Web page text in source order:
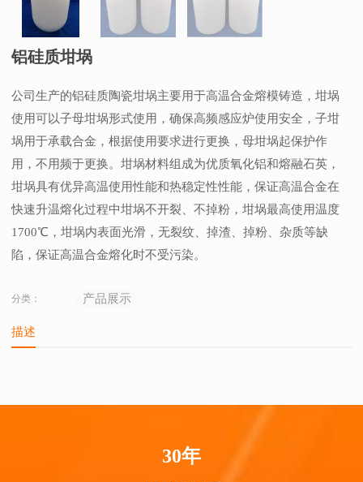
铝硅质坩埚
公司生产的铝硅质陶瓷坩埚主要用于高温合金熔模铸造，坩埚
使用可以子母坩埚形式使用，确保高频感应炉使用安全，子坩
埚用于承载合金，根据使用要求进行更换，母坩埚起保护作
用，不用频于更换。坩埚材料组成为优质氧化铝和熔融石英，
坩埚具有优异高温使用性能和热稳定性性能，保证高温合金在
快速升温熔化过程中坩埚不开裂、不掉粉，坩埚最高使用温度
1700℃，坩埚内表面光滑，无裂纹、掉渣、掉粉、杂质等缺
陷，保证高温合金熔化时不受污染。
分类： 产品展示
描述
30年